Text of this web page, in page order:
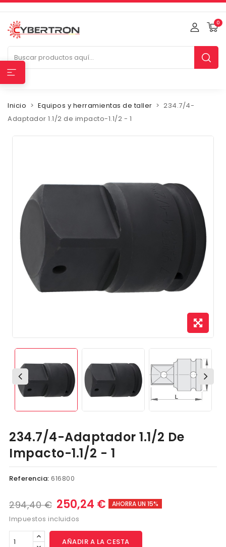
0
Inicio Equipos y herramientas de taller
234.7/4-
Adaptador 1.1/2 de impacto-1.1/2 - 1
234.7/4-Adaptador 1.1/2 De
Impacto-1.1/2 - 1
Referencia: 616800
294,40 € 250,24 € AHORRA UN 15%
Impuestos incluidos
AÑADIR A LA CESTA